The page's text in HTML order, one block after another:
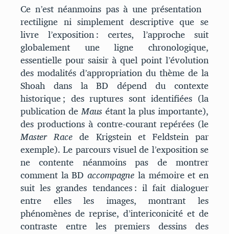
Ce n’est néanmoins pas à une présentation
rectiligne ni simplement descriptive que se
livre l’exposition : certes, l’approche suit
globalement une ligne chronologique,
essentielle pour saisir à quel point l’évolution
des modalités d’appropriation du thème de la
Shoah dans la BD dépend du contexte
historique ; des ruptures sont identifiées (la
publication deMausétant la plus importante),
des productions à contre-courant repérées (le
Master Race de Krigstein et Feldstein par
exemple). Le parcours visuel de l’exposition se
ne contente néanmoins pas de montrer
comment la BDaccompagne la mémoire et en
suit les grandes tendances : il fait dialoguer
entre elles les images, montrant les
phénomènes de reprise, d’intericonicité et de
contraste entre les premiers dessins des